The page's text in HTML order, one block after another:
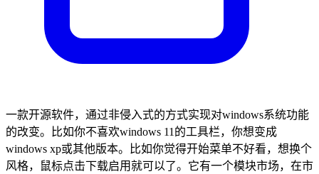
一款开源软件，通过非侵入式的方式实现对windows系统功能
的改变。比如你不喜欢windows 11的工具栏，你想变成
windows xp或其他版本。比如你觉得开始菜单不好看，想换个
风格，鼠标点击下载启用就可以了。它有一个模块市场，在市